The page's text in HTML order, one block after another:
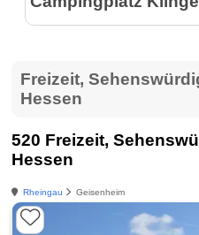
Freizeit,
Hessen
520 Freizeit,
Hessen
Rheingau Geisenheim